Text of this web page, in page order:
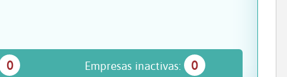
0 Empresas inactivas: 0